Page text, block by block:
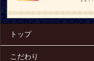
トップ
こだわり